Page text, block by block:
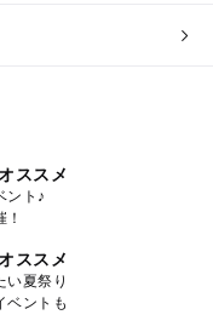
ススメ
ント♪
ススメ
い夏祭り
ベントも